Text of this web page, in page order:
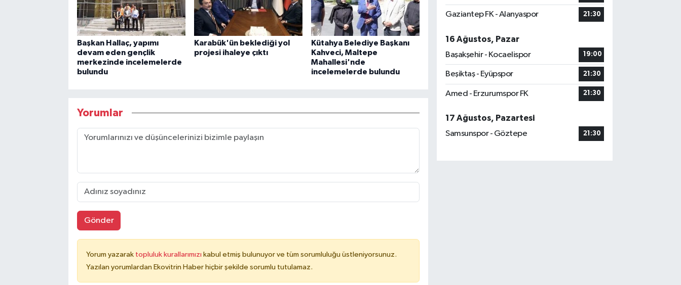
Başkan Hallaç, yapımı
devam eden gençlik
merkezinde incelemelerde
bulundu
Karabük'ün beklediği yol
projesi ihaleye çıktı
Kütahya Belediye Başkanı
Kahveci, Maltepe
Mahallesi'nde
incelemelerde bulundu
Yorumlar
Gönder
Yorum yazarak topluluk kurallarımızı kabul etmiş bulunuyor ve tüm sorumluluğu üstleniyorsunuz.
Yazılan yorumlardan Ekovitrin Haber hiçbir şekilde sorumlu tutulamaz.
Gaziantep FK - Alanyaspor 21:30
16 Ağustos, Pazar
Başakşehir - Kocaelispor
19:00
Beşiktaş - Eyüpspor 21:30
Amed - Erzurumspor FK 21:30
17 Ağustos, Pazartesi
Samsunspor - Göztepe
21:30